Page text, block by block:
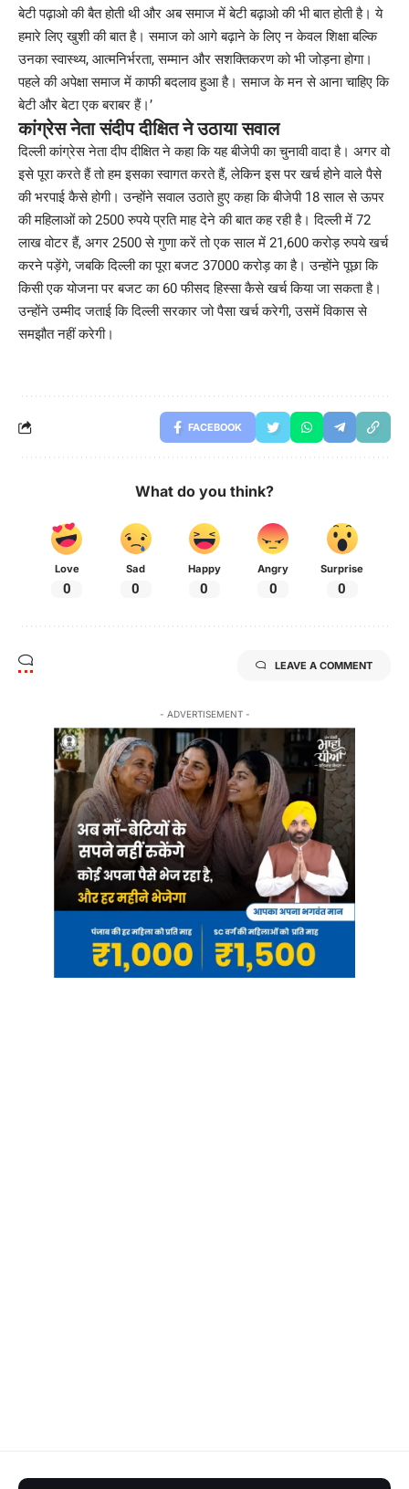
बेटी पढ़ाओ की बैत होती थी और अब समाज में बेटी बढ़ाओ की भी बात होती है। ये
हमारे लिए खुशी की बात है। समाज को आगे बढ़ाने के लिए न केवल शिक्षा बल्कि
उनका स्वास्थ्य, आत्मनिर्भरता, सम्मान और सशक्तिकरण को भी जोड़ना होगा।
पहले की अपेक्षा समाज में काफी बदलाव हुआ है। समाज के मन से आना चाहिए कि
बेटी और बेटा एक बराबर हैं।’
कांग्रेस नेता संदीप दीक्षित ने उठाया सवाल
दिल्ली कांग्रेस नेता दीप दीक्षित ने कहा कि यह बीजेपी का चुनावी वादा है। अगर वो
इसे पूरा करते हैं तो हम इसका स्वागत करते हैं, लेकिन इस पर खर्च होने वाले पैसे
की भरपाई कैसे होगी। उन्होंने सवाल उठाते हुए कहा कि बीजेपी 18 साल से ऊपर
की महिलाओं को 2500 रुपये प्रति माह देने की बात कह रही है। दिल्ली में 72
लाख वोटर हैं, अगर 2500 से गुणा करें तो एक साल में 21,600 करोड़ रुपये खर्च
करने पड़ेंगे, जबकि दिल्ली का पूरा बजट 37000 करोड़ का है। उन्होंने पूछा कि
किसी एक योजना पर बजट का 60 फीसद हिस्सा कैसे खर्च किया जा सकता है।
उन्होंने उम्मीद जताई कि दिल्ली सरकार जो पैसा खर्च करेगी, उसमें विकास से
समझौत नहीं करेगी।
FACEBOOK
What do you think?
Love
0
Sad
0
Happy
0
Angry
0
Surprise
0
LEAVE A COMMENT
- ADVERTISEMENT -